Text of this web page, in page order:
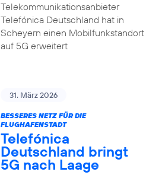
Telekommunikationsanbieter
Telefónica Deutschland hat in
Scheyern einen Mobilfunkstandort
auf 5G erweitert
31. März 2026
BESSERES NETZ FÜR DIE
FLUGHAFENSTADT
Telefónica
Deutschland bringt
5G nach Laage